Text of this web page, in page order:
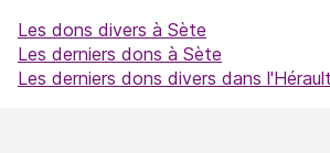
Les dons divers à Sète
Les derniers dons à Sète
Les derniers dons divers dans l'Hérault